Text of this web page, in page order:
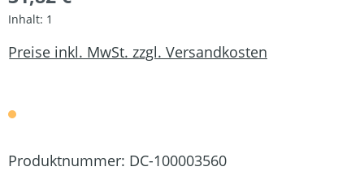
Inhalt: 1
Preise inkl. MwSt. zzgl. Versandkosten
Produktnummer: DC-100003560